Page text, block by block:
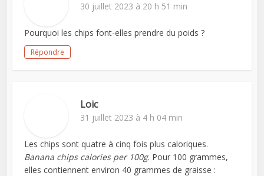
30 juillet 2023 à 20 h 51 min
Pourquoi les chips font-elles prendre du poids ?
Répondre
Loic
31 juillet 2023 à 4 h 04 min
Les chips sont quatre à cinq fois plus caloriques.
Banana chips calories per 100g. Pour 100 grammes,
elles contiennent environ 40 grammes de graisse :